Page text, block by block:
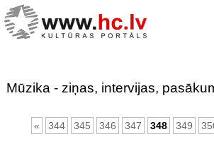
Mūzika - ziņas, intervijas,
« 344 345 346 347 348 349